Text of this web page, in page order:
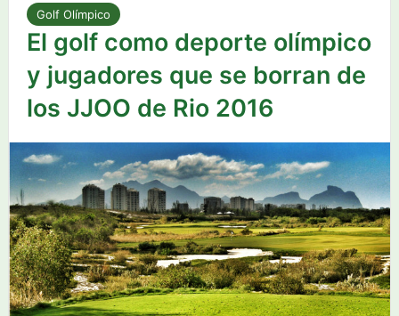
Golf Olímpico
El golf como deporte olímpico
y jugadores que se borran de
los JJOO de Rio 2016